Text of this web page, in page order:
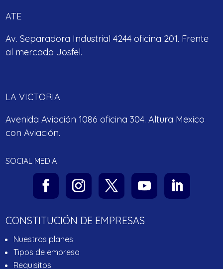
ATE
Av. Separadora Industrial 4244 oficina 201. Frente
al mercado Josfel.
LA VICTORIA
Avenida Aviación 1086 oficina 304. Altura Mexico
con Aviación.
SOCIAL MEDIA
CONSTITUCIÓN DE EMPRESAS
Nuestros planes
Tipos de empresa
Requisitos